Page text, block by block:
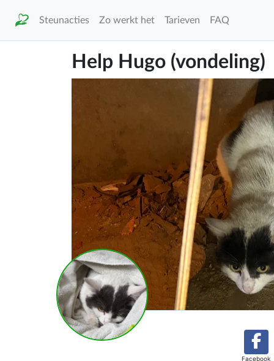
Steunacties Zo werkt het Tarieven FAQ
Help Hugo (vondeling)
Facebook